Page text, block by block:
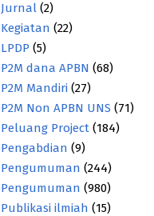
Jurnal (2)
Kegiatan (22)
LPDP (5)
P2M dana APBN (68)
P2M Mandiri (27)
P2M Non APBN UNS (71)
Peluang Project (184)
Pengabdian (9)
Pengumuman (244)
Pengumuman (980)
Publikasi ilmiah (15)